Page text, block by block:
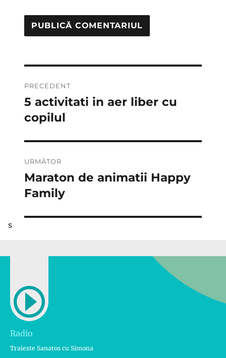
în
articole
PRECEDENT
Articolul
anterior:
5 activitati in aer liber cu
copilul
URMĂTOR
Articolul
următor:
Maraton de animatii Happy
Family
s
Radio
Traieste Sanatos cu Simona